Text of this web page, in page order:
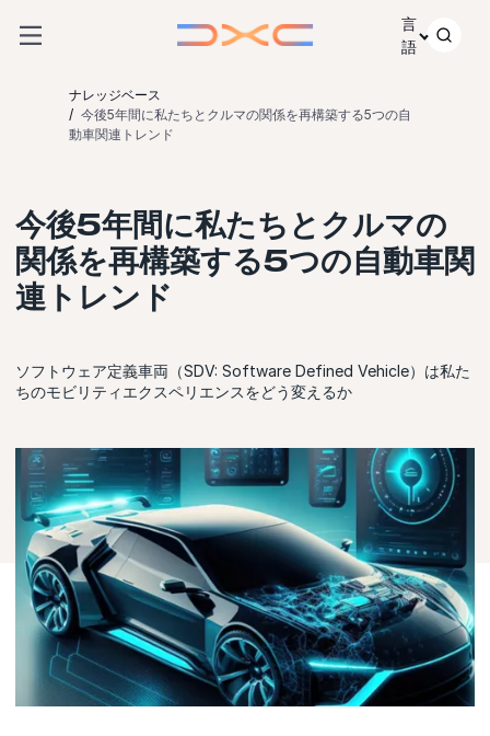
言
語
ナレッジベース
今後5年間に私たちとクルマの関係を再構築する5つの自
動車関連トレンド
今後5年間に私たちとクルマの
関係を再構築する5つの自動車関
連トレンド
ソフトウェア定義車両（SDV: Software Defined Vehicle）は私た
ちのモビリティエクスペリエンスをどう変えるか